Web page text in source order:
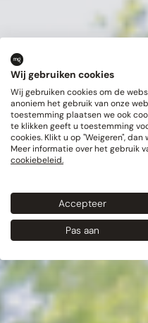
Wij gebruiken cookies
Wij gebruiken cookies om de
anoniem het gebruik van onze
toestemming plaatsen we ook
te klikken geeft u toestemming
cookies. Klikt u op "Weigeren",
Meer informatie over het gebruik
cookiebeleid.
Accepteer
Pas aan